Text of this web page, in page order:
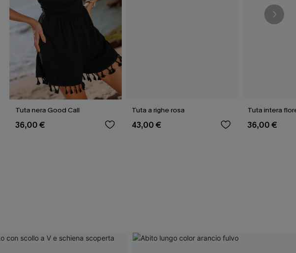
Tuta nera Good Call
36,00 €
Tuta a righe rosa
43,00 €
Tuta intera
36,00 €